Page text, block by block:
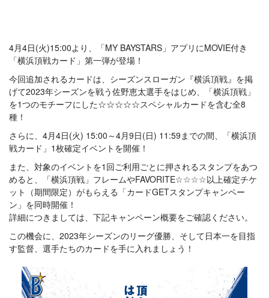
4月4日(火)15:00より、「MY BAYSTARS」アプリにMOVIE付き
「横浜頂戦カード」第一弾が登場！
今回追加されるカードは、シーズンスローガン『横浜頂戦』を掲
げて2023年シーズンを戦う佐野恵太選手をはじめ、「横浜頂戦」
を1つのモチーフにした☆☆☆☆☆スペシャルカードを含む全8
種！
さらに、4月4日(火) 15:00～4月9日(日) 11:59までの間、「横浜頂
戦カード」1枚確定イベントを開催！
また、対象のイベントを1回ご利用ごとに押されるスタンプをあつ
めると、「横浜頂戦」フレームやFAVORITE☆☆☆☆以上確定チケ
ット（期間限定）がもらえる「カードGETスタンプキャンペー
ン」を同時開催！
詳細につきましては、下記キャンペーン概要をご確認ください。
この機会に、2023年シーズンのリーグ優勝、そして日本一を目指
す監督、選手たちのカードを手に入れましょう！